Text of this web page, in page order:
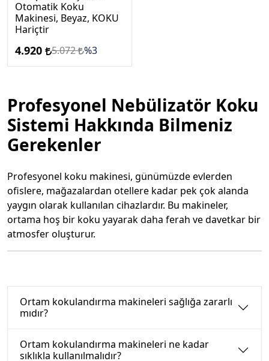
Otomatik Koku
Makinesi, Beyaz, KOKU
Hari̇çti̇r
4.920 5.072 %3
Profesyonel Nebülizatör Koku
Sistemi Hakkında Bilmeniz
Gerekenler
Profesyonel koku makinesi, günümüzde evlerden
ofislere, mağazalardan otellere kadar pek çok alanda
yaygın olarak kullanılan cihazlardır. Bu makineler,
ortama hoş bir koku yayarak daha ferah ve davetkar bir
atmosfer oluşturur.
Hastane ve Mağazalar İçin
Endüstriyel Çözümler
temizlikten ibaret değildir; kokuyu yönetmek de profesyonel
Ortam kokulandırma makineleri sağlığa zararlı
mıdır?
Ortam kokulandırma makineleri ne kadar
sıklıkla kullanılmalıdır?